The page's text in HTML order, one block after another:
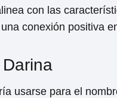
con las
conexión positiva
usarse para el